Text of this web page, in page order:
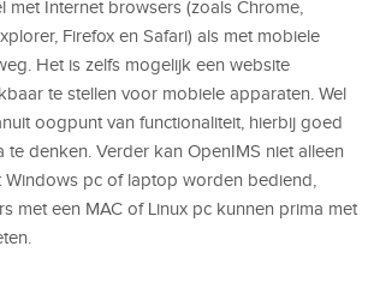
met Internet browsers (zoals Chrome,
Firefox en Safari) als met mobiele
Het is zelfs mogelijk een website
te stellen voor mobiele apparaten. Wel
oogpunt van functionaliteit, hierbij goed
te denken. Verder kan OpenIMS niet alleen
Windows pc of laptop worden bediend,
met een MAC of Linux pc kunnen prima met